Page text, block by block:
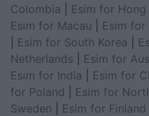
Colombia
Esim for Hong
Esim for Macau
Esim for
Esim for South Korea
Netherlands
Esim for
Esim for India
Esim for
for Poland
Esim for
Sweden
Esim for Finland